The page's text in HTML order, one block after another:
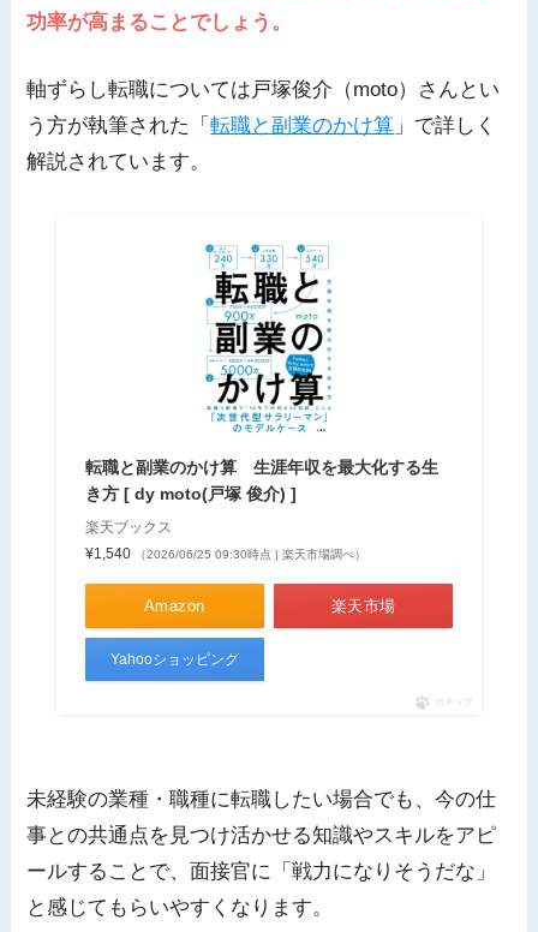
功率が高まることでしょう。
軸ずらし転職については戸塚俊介（moto）さんとい
う方が執筆された「転職と副業のかけ算 」で詳しく
解説されています。
転職と副業のかけ算 生涯年収を最大化する生
き方 [ dy moto(戸塚 俊介) ]
楽天ブックス
¥1,540
（2026/06/25 09:30時点 | 楽天市場調べ）
Amazon 楽天市場
Yahooショッピング
ポチップ
未経験の業種・職種に転職したい場合でも、今の仕
事との共通点を見つけ活かせる知識やスキルをアピ
ールすることで、面接官に「戦力になりそうだな」
と感じてもらいやすくなります。